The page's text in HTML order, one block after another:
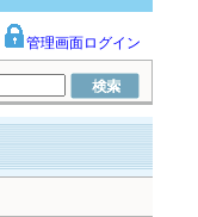
管理画面ログイン